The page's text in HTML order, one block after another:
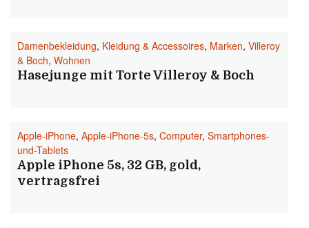
Damenbekleidung, Kleidung & Accessoires, Marken, Villeroy
& Boch, Wohnen
Hasejunge mit Torte Villeroy & Boch
Apple-iPhone, Apple-iPhone-5s, Computer, Smartphones-
und-Tablets
Apple iPhone 5s, 32 GB, gold,
vertragsfrei